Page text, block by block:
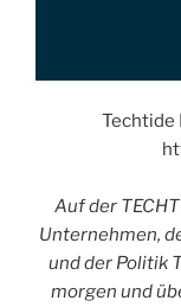
Techtide
Auf der
Unternehmen,
und der Politik
morgen und